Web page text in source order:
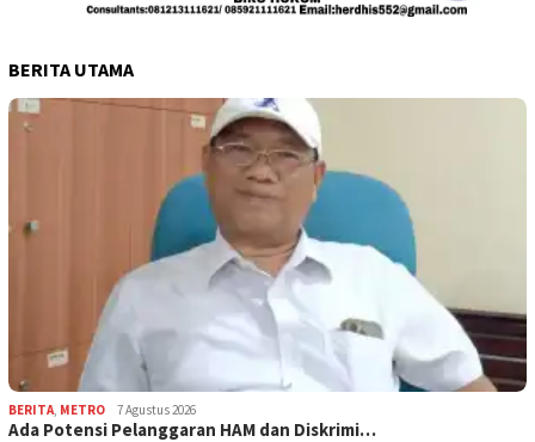
BERITA UTAMA
BERITA METRO 7 Agustus 2026
Ada Potensi Pelanggaran HAM dan Diskrimi…